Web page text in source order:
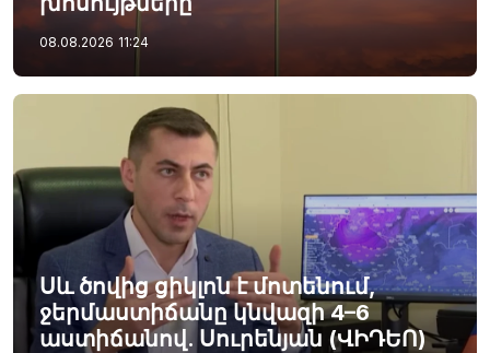
08.08.2026 11:24
Սև ծովից ցիկլոն է մոտենում,
ջերմաստիճանը կնվազի 4–6
աստիճանով. Սուրենյան (ՎԻԴԵՈ)